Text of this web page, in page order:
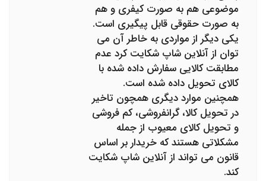
موضوعی هم به صورت کیفری و هم
به صورت حقوقی قابل پیگیری است.
یکی دیگر از مواردی به خاطر آن می
توان از آنلاین شاپ شکایت کرد عدم
مطابقت کالایی سفارش داده شده با
کالای تحویل داده شده است.
همچنین موارد دیگری همچون تاخیر
در تحویل کالا، گرانفروشی، کم فروشی
و تحویل کالای معیوب از جمله
مشکلاتی هستند که خریدار بر اساس
قانون می تواند از آنلاین شاپ شکایت
کند.